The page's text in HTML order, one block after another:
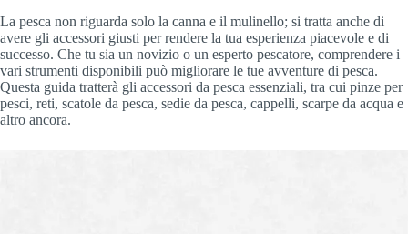
La pesca non riguarda solo la canna e il mulinello; si tratta anche di
avere gli accessori giusti per rendere la tua esperienza piacevole e di
successo. Che tu sia un novizio o un esperto pescatore, comprendere i
vari strumenti disponibili può migliorare le tue avventure di pesca.
Questa guida tratterà gli accessori da pesca essenziali, tra cui pinze per
pesci, reti, scatole da pesca, sedie da pesca, cappelli, scarpe da acqua e
altro ancora.